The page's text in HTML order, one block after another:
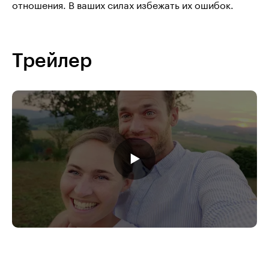
отношения. В ваших силах избежать их ошибок.
Трейлер